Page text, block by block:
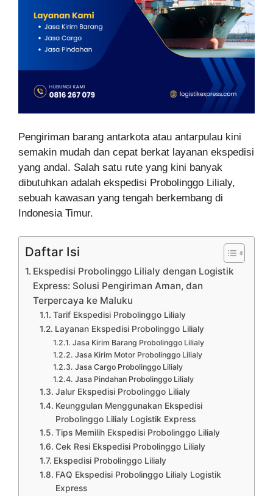
Pengiriman barang antarkota atau antarpulau kini
semakin mudah dan cepat berkat layanan ekspedisi
yang andal. Salah satu rute yang kini banyak
dibutuhkan adalah ekspedisi Probolinggo Lilialy,
sebuah kawasan yang tengah berkembang di
Indonesia Timur.
Daftar Isi
Ekspedisi Probolinggo Lilialy dengan Logistik
Express: Solusi Pengiriman Aman, dan
Terpercaya ke Maluku
Tarif Ekspedisi Probolinggo Lilialy
Layanan Ekspedisi Probolinggo Lilialy
Jasa Kirim Barang Probolinggo Lilialy
Jasa Kirim Motor Probolinggo Lilialy
Jasa Cargo Probolinggo Lilialy
Jasa Pindahan Probolinggo Lilialy
Jalur Ekspedisi Probolinggo Lilialy
Keunggulan Menggunakan Ekspedisi
Probolinggo Lilialy Logistik Express
Tips Memilih Ekspedisi Probolinggo Lilialy
Cek Resi Ekspedisi Probolinggo Lilialy
Ekspedisi Probolinggo Lilialy
FAQ Ekspedisi Probolinggo Lilialy Logistik
Express